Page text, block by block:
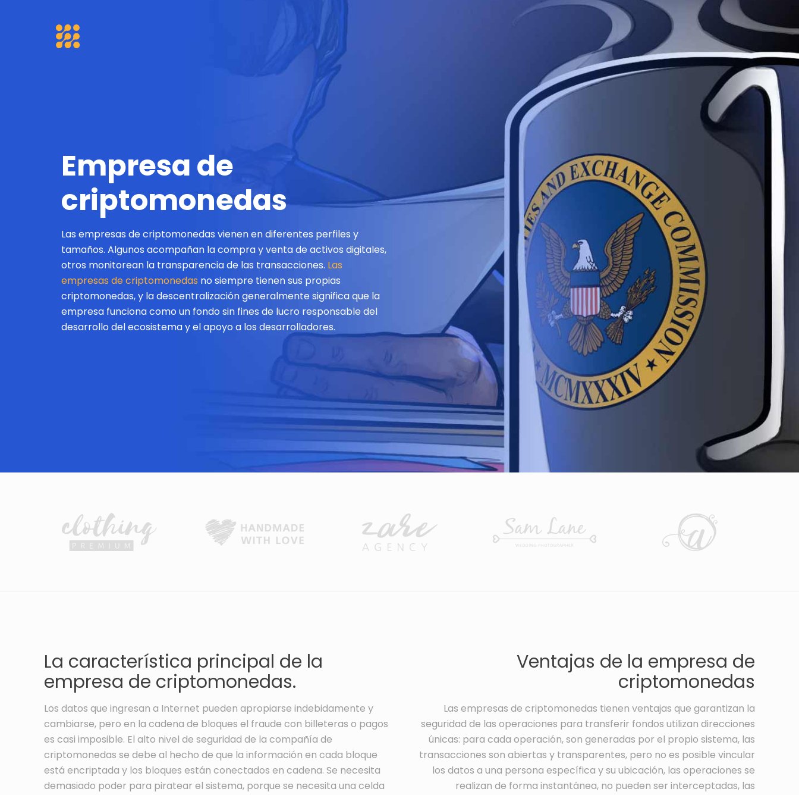
Empresa de
criptomonedas
Las empresas de criptomonedas vienen en diferentes perfiles y
tamaños. Algunos acompañan la compra y venta de activos digitales,
otros monitorean la transparencia de las transacciones. Las
empresas de criptomonedas no siempre tienen sus propias
criptomonedas, y la descentralización generalmente significa que la
empresa funciona como un fondo sin fines de lucro responsable del
desarrollo del ecosistema y el apoyo a los desarrolladores.
La característica principal de la
empresa de criptomonedas.
Los datos que ingresan a Internet pueden apropiarse indebidamente y
cambiarse, pero en la cadena de bloques el fraude con billeteras o pagos
es casi imposible. El alto nivel de seguridad de la compañía de
criptomonedas se debe al hecho de que la información en cada bloque
está encriptada y los bloques están conectados en cadena. Se necesita
demasiado poder para piratear el sistema, porque se necesita una celda
Ventajas de la empresa de
criptomonedas
Las empresas de criptomonedas tienen ventajas que garantizan la
seguridad de las operaciones para transferir fondos utilizan direcciones
únicas: para cada operación, son generadas por el propio sistema, las
transacciones son abiertas y transparentes, pero no es posible vincular
los datos a una persona específica y su ubicación, las operaciones se
realizan de forma instantánea, no pueden ser interceptadas, las